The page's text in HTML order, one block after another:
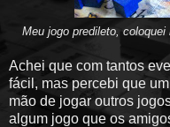
Meu jogo predileto,
Achei que com tantos
fácil, mas percebi que
mão de jogar outros
algum jogo que os